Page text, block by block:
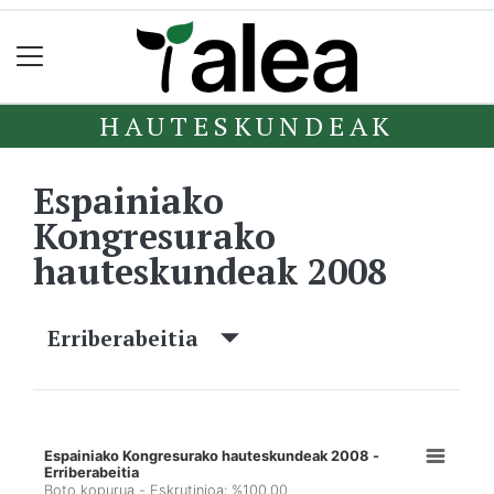
HAUTESKUNDEAK
Espainiako
Kongresurako
hauteskundeak 2008
Erriberabeitia
Espainiako Kongresurako hauteskundeak 2008 -
Erriberabeitia
Boto kopurua - Eskrutinioa: %100,00